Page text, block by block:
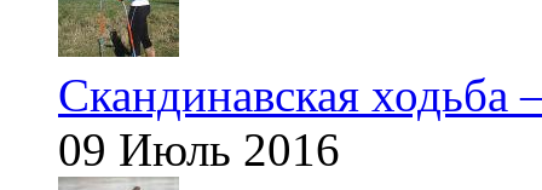
Скандинавская ходьба
09 Июль 2016